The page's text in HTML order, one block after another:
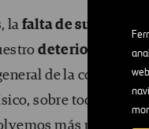
, la falta de sueño
deterioro
de la corteza
sobre todo
más rígidos